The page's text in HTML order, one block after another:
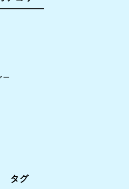
ー
タグ